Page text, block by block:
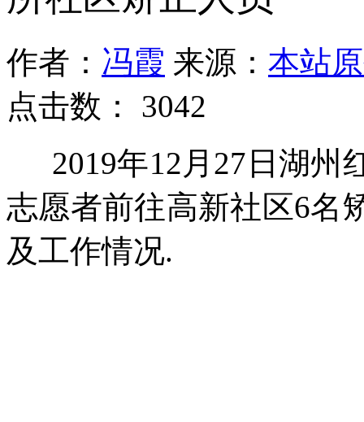
作者： 冯霞 来源： 本站
点击数： 3042
2019年12月27日湖州
志愿者前往高新社区6名
及工作情况.